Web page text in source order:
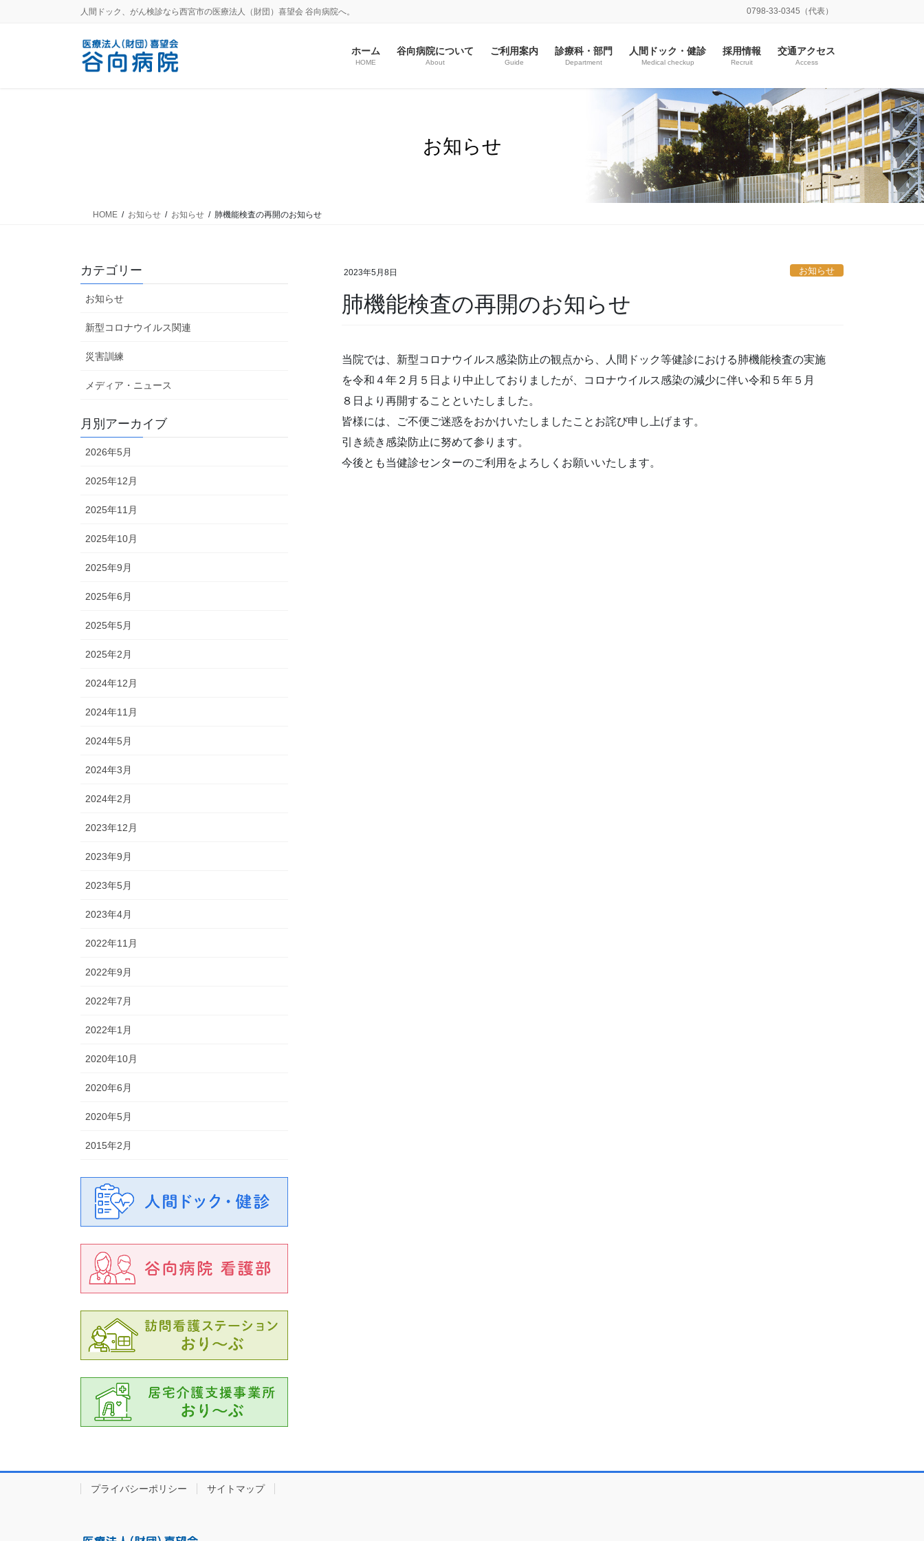
人間ドック、がん検診なら西宮市の医療法人（財団）喜望会 谷向病院へ。 0798-33-0345（代表）
ホーム
HOME
谷向病院について
About
ご利用案内
Guide
診療科・部門
Department
人間ドック・健診
Medical checkup
採用情報
Recruit
交通アクセス
Access
お知らせ
HOME お知らせ お知らせ 肺機能検査の再開のお知らせ
2023年5月8日 お知らせ
肺機能検査の再開のお知らせ
当院では、新型コロナウイルス感染防止の観点から、人間ドック等健診における肺機能検査の実施
を令和４年２月５日より中止しておりましたが、コロナウイルス感染の減少に伴い令和５年５月
８日より再開することといたしました。
皆様には、ご不便ご迷惑をおかけいたしましたことお詫び申し上げます。
引き続き感染防止に努めて参ります。
今後とも当健診センターのご利用をよろしくお願いいたします。
カテゴリー
お知らせ
新型コロナウイルス関連
災害訓練
メディア・ニュース
月別アーカイブ
2026年5月
2025年12月
2025年11月
2025年10月
2025年9月
2025年6月
2025年5月
2025年2月
2024年12月
2024年11月
2024年5月
2024年3月
2024年2月
2023年12月
2023年9月
2023年5月
2023年4月
2022年11月
2022年9月
2022年7月
2022年1月
2020年10月
2020年6月
2020年5月
2015年2月
プライバシーポリシー サイトマップ